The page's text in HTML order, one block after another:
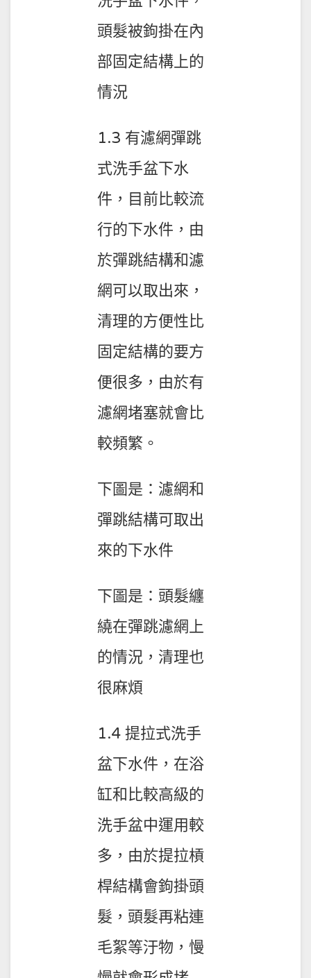
頭髮被鉤掛在內
部固定結構上的
情況
1.3 有濾網彈跳
式洗手盆下水
件，目前比較流
行的下水件，由
於彈跳結構和濾
網可以取出來，
清理的方便性比
固定結構的要方
便很多，由於有
濾網堵塞就會比
較頻繁。
下圖是：濾網和
彈跳結構可取出
來的下水件
下圖是：頭髮纏
繞在彈跳濾網上
的情況，清理也
很麻煩
1.4 提拉式洗手
盆下水件，在浴
缸和比較高級的
洗手盆中運用較
多，由於提拉槓
桿結構會鉤掛頭
髮，頭髮再粘連
毛絮等汙物，慢